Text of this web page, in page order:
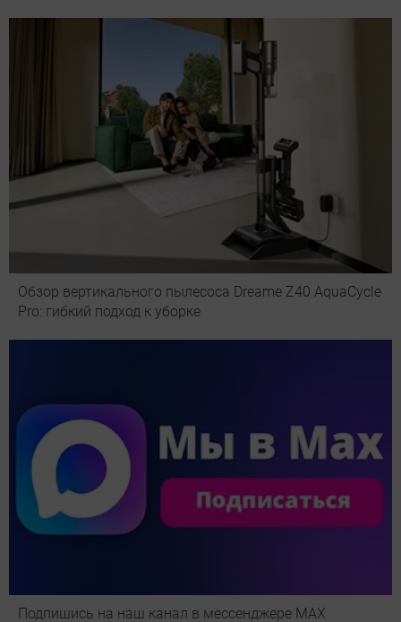
Обзор вертикального пылесоса Dreame Z40 AquaCycle
Pro: гибкий подход к уборке
Подпишись на наш канал в мессенджере МАХ